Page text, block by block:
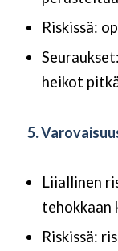
Riskissä:
heikot
5.
Liiallinen
tehokkaan
Riskissä: